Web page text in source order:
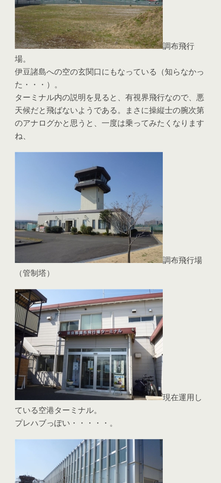
調布飛行
場。
伊豆諸島への空の玄関口にもなっている（知らなかっ
た・・・）。
ターミナル内の説明を見ると、有視界飛行なので、悪
天候だと飛ばないようである。まさに操縦士の腕次第
のアナログかと思うと、一度は乗ってみたくなります
ね、
調布飛行場
（管制塔）
現在運用し
ている空港ターミナル。
プレハブっぽい・・・・・。